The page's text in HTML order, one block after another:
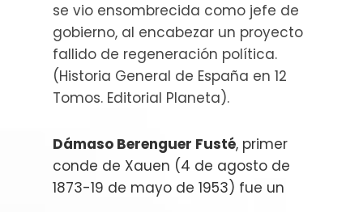
se vio ensombrecida como jefe de
gobierno, al encabezar un proyecto
fallido de regeneración política.
(Historia General de España en 12
Tomos. Editorial Planeta).
Dámaso Berenguer Fusté, primer
conde de Xauen (4 de agosto de
1873-19 de mayo de 1953) fue un